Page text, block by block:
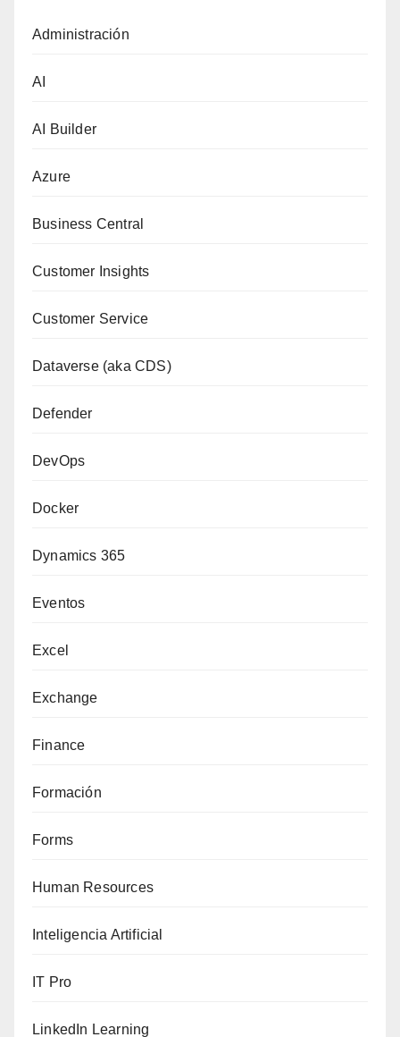
Administración
AI
AI Builder
Azure
Business Central
Customer Insights
Customer Service
Dataverse (aka CDS)
Defender
DevOps
Docker
Dynamics 365
Eventos
Excel
Exchange
Finance
Formación
Forms
Human Resources
Inteligencia Artificial
IT Pro
LinkedIn Learning